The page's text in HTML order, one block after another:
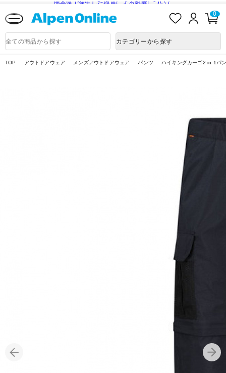
熊本県で発生した地震による影響について
入
ロ
ン
0
品
検
カテゴリーから探す
TOP アウトドアウェア メンズアウトドアウェア パンツ ハイキングカーゴ2 in 1パ